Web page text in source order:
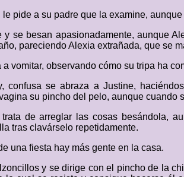
pide a su padre que la examine,
y se besan apasionadamente, aunque
pareciendo Alexia extrañada, que se
vomitar, observando cómo su tripa ha
confusa se abraza a Justine,
su pincho del pelo, aunque cuando
de arreglar las cosas besándola,
tras clavárselo repetidamente.
una fiesta hay más gente en la casa.
y se dirige con el pincho de la